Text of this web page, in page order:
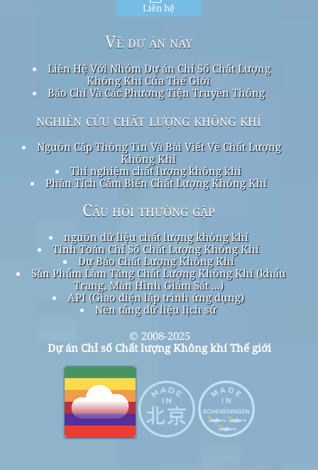
Liên hệ
Về dự án này
Liên Hệ Với Nhóm Dự án Chỉ Số Chất Lượng
Không Khí Của Thế Giới
Báo Chí Và Các Phương Tiện Truyền Thông
nghiên cứu chất lượng không khí
Nguồn Cấp Thông Tin Và Bài Viết Về Chất Lượng
Không Khí
Thí nghiệm chất lượng không khí
Phân Tích Cảm Biến Chất Lượng Không Khí
Câu hỏi thường gặp
nguồn dữ liệu chất lượng không khí
Tính Toán Chỉ Số Chất Lượng Không Khí
Dự Báo Chất Lượng Không Khí
Sản Phẩm Làm Tăng Chất Lượng Không Khí (khẩu
Trang, Màn Hình Giám Sát ...)
API (Giao diện lập trình ứng dụng)
Nền tảng dữ liệu lịch sử
© 2008-2025
Dự án Chỉ số Chất lượng Không khí Thế giới